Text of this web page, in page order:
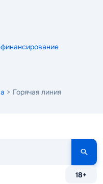
> Горячая линия
18+